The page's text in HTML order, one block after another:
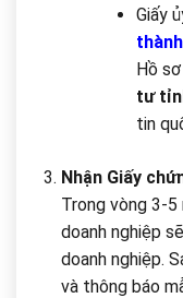
Giấy
Hồ
tư
tin
Nhận Giấy
Trong vòng 3-5
doanh nghiệp
doanh nghiệp.
và thông báo